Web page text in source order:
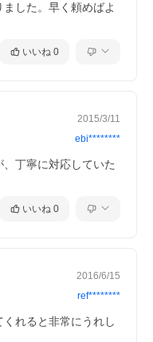
した。早く頼めばよ
いいね 0
2015/3/11
ebi********
丁寧に対応していた
いいね 0
2016/6/15
ref********
れると非常にうれし